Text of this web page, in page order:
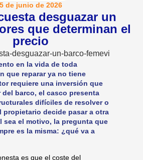
5 de junio de 2026
desguazar un
que determinan el
precio
en la vida de toda
que reparar ya no tiene
requiere una inversión que
del barco, el casco presenta
difíciles de resolver o
propietario decide pasar a otra
sea el motivo, la pregunta que
es la misma: ¿qué va a
es que el coste del